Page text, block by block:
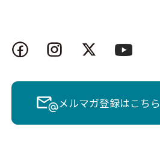
メルマガ登録はこちら